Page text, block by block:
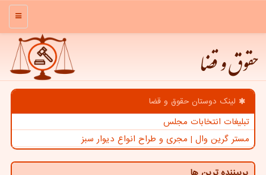
منو
حقوق و قضا
لینک دوستان حقوق و قضا
تبلیغات انتخابات مجلس
مستر گرین وال | مجری و طراح انواع دیوار سبز